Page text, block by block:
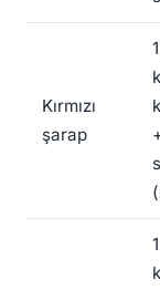
Kırmızı
şarap